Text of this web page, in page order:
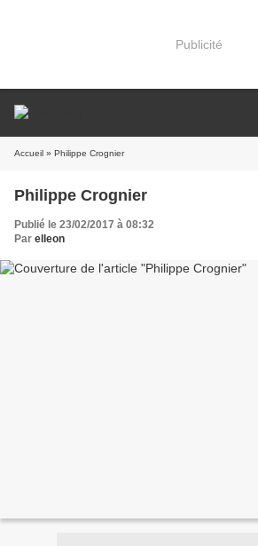
Publicité
Accueil » Philippe Crognier
Philippe Crognier
Publié le 23/02/2017 à 08:32
Par elleon